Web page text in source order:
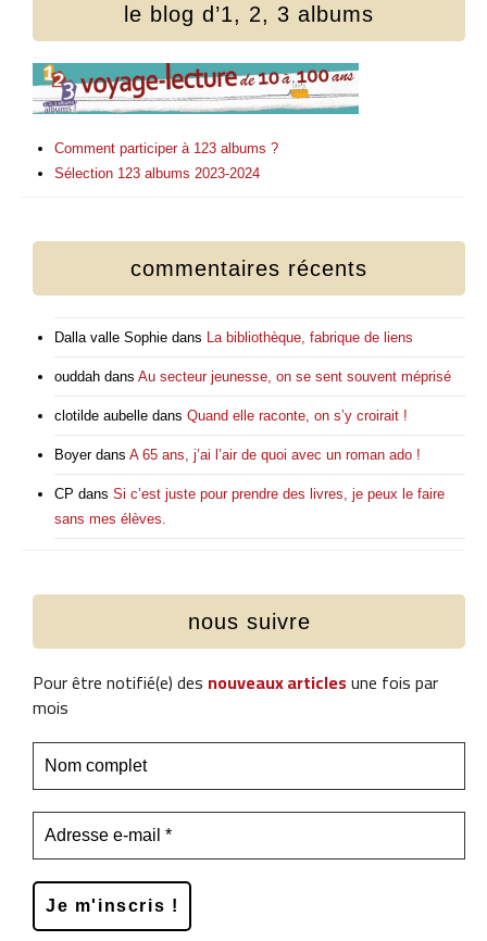
le blog d’1, 2, 3 albums
Comment participer à 123 albums ?
Sélection 123 albums 2023-2024
commentaires récents
Dalla valle Sophie dans La bibliothèque, fabrique de liens
ouddah dans Au secteur jeunesse, on se sent souvent méprisé
clotilde aubelle dans Quand elle raconte, on s’y croirait !
Boyerdans A 65 ans, j’ai l’air de quoi avec un roman ado !
CP dans Si c’est juste pour prendre des livres, je peux le faire
sans mes élèves.
nous suivre
Pour être notifié(e) des nouveaux articlesune fois par
mois